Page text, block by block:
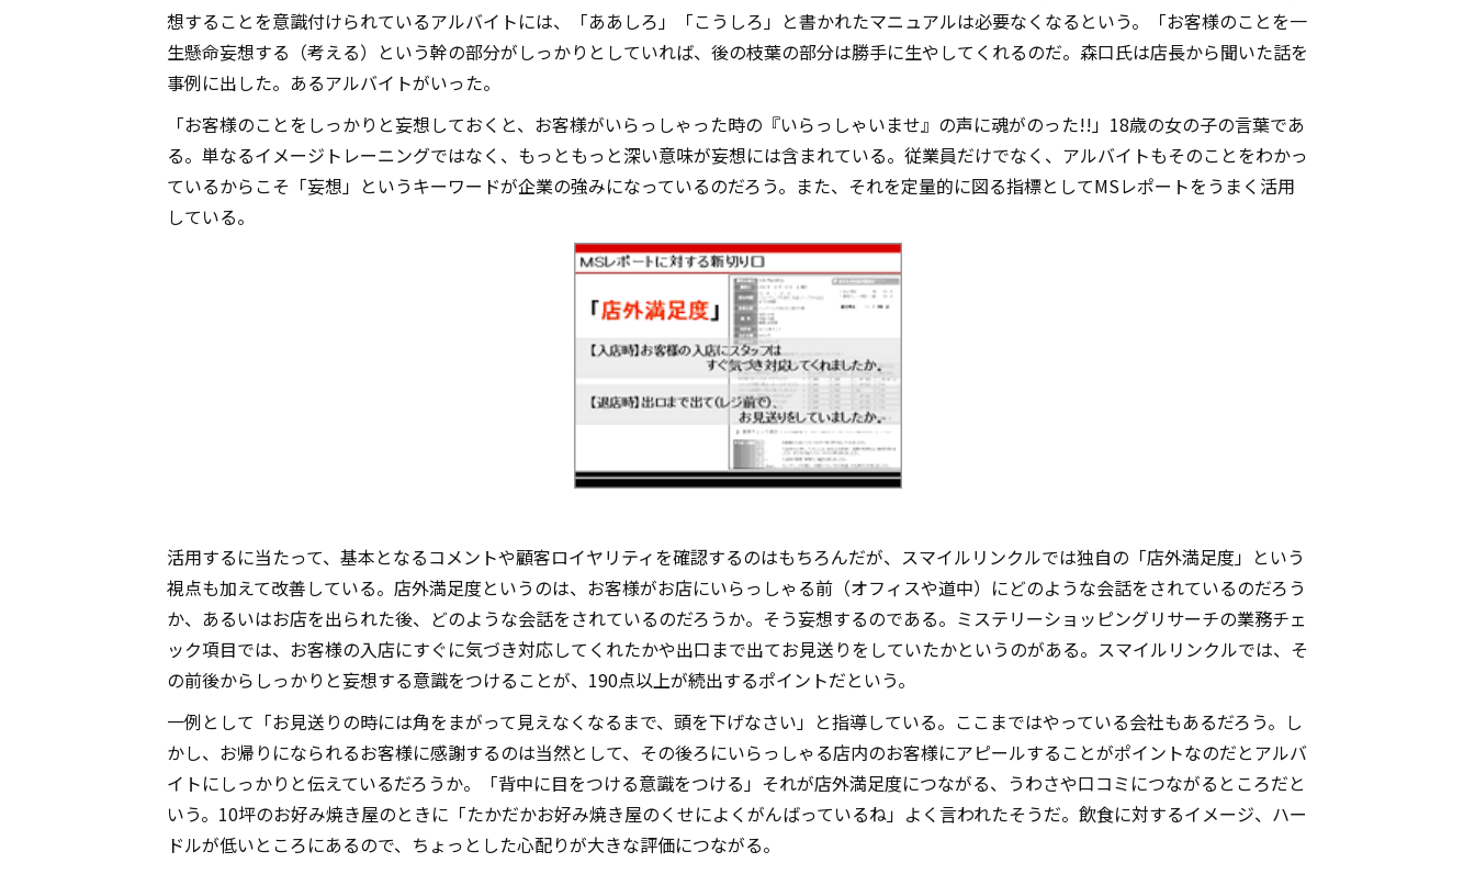
想することを意識付けられているアルバイトには、「ああしろ」「こうしろ」と書かれたマニュアルは必要なくなるという。「お客様のことを一
生懸命妄想する（考える）という幹の部分がしっかりとしていれば、後の枝葉の部分は勝手に生やしてくれるのだ。森口氏は店長から聞いた話を
事例に出した。あるアルバイトがいった。
「お客様のことをしっかりと妄想しておくと、お客様がいらっしゃった時の『いらっしゃいませ』の声に魂がのった!!」18歳の女の子の言葉であ
る。単なるイメージトレーニングではなく、もっともっと深い意味が妄想には含まれている。従業員だけでなく、アルバイトもそのことをわかっ
ているからこそ「妄想」というキーワードが企業の強みになっているのだろう。また、それを定量的に図る指標としてMSレポートをうまく活用
している。
活用するに当たって、基本となるコメントや顧客ロイヤリティを確認するのはもちろんだが、スマイルリンクルでは独自の「店外満足度」という
視点も加えて改善している。店外満足度というのは、お客様がお店にいらっしゃる前（オフィスや道中）にどのような会話をされているのだろう
か、あるいはお店を出られた後、どのような会話をされているのだろうか。そう妄想するのである。ミステリーショッピングリサーチの業務チェ
ック項目では、お客様の入店にすぐに気づき対応してくれたかや出口まで出てお見送りをしていたかというのがある。スマイルリンクルでは、そ
の前後からしっかりと妄想する意識をつけることが、190点以上が続出するポイントだという。
一例として「お見送りの時には角をまがって見えなくなるまで、頭を下げなさい」と指導している。ここまではやっている会社もあるだろう。し
かし、お帰りになられるお客様に感謝するのは当然として、その後ろにいらっしゃる店内のお客様にアピールすることがポイントなのだとアルバ
イトにしっかりと伝えているだろうか。「背中に目をつける意識をつける」それが店外満足度につながる、うわさや口コミにつながるところだと
いう。10坪のお好み焼き屋のときに「たかだかお好み焼き屋のくせによくがんばっているね」よく言われたそうだ。飲食に対するイメージ、ハー
ドルが低いところにあるので、ちょっとした心配りが大きな評価につながる。